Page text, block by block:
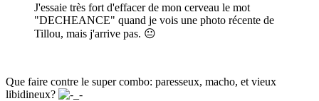
J'essaie très fort d'effacer de mon cerveau le mot
"DECHEANCE" quand je vois une photo récente de
Tillou, mais j'arrive pas. 😐
Que faire contre le super combo: paresseux, macho, et vieux
libidineux?